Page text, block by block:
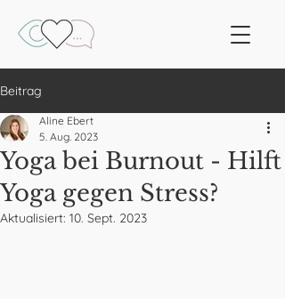
Beitrag
Yoga bei Burnout - Hilft
Yoga gegen Stress?
Aline Ebert
5. Aug. 2023
Aktualisiert: 10. Sept. 2023